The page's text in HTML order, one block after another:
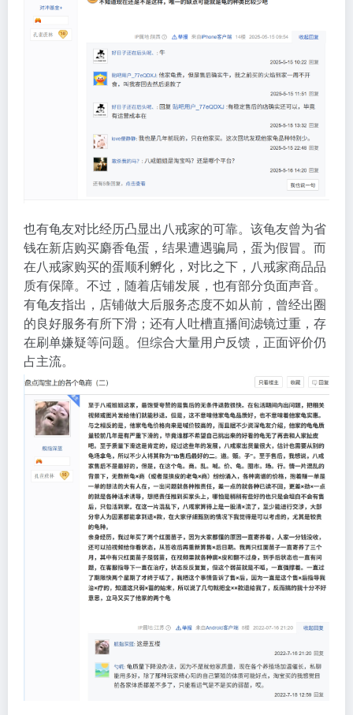
也有龟友对比经历凸显出八戒家的可靠。该龟友曾为省
钱在新店购买麝香龟蛋，结果遭遇骗局，蛋为假冒。而
在八戒家购买的蛋顺利孵化，对比之下，八戒家商品品
质有保障。不过，随着店铺发展，也有部分负面声音。
有龟友指出，店铺做大后服务态度不如从前，曾经出圈
的良好服务有所下滑；还有人吐槽直播间滤镜过重，存
在刷单嫌疑等问题。但综合大量用户反馈，正面评价仍
占主流。